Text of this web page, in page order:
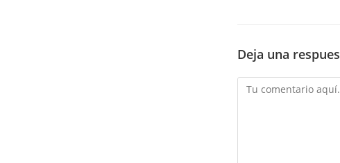
Deja una
Comentario